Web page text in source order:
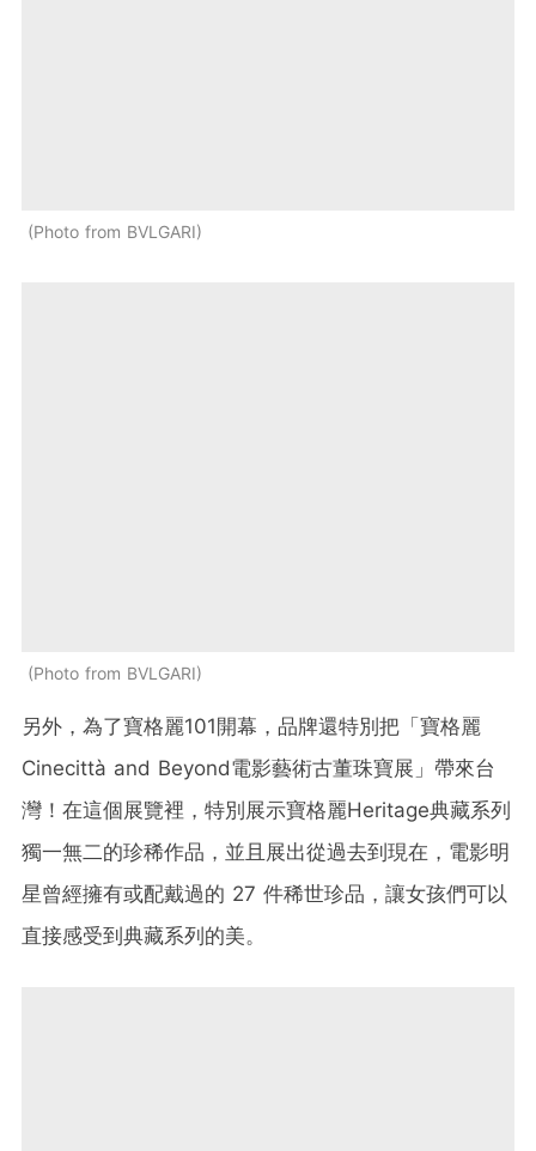
Photo from BVLGARI
Photo from BVLGARI
另外，為了寶格麗101開幕，品牌還特別把「寶格麗
Cinecittà and Beyond電影藝術古董珠寶展」帶來台
灣！在這個展覽裡，特別展示寶格麗Heritage典藏系列
獨一無二的珍稀作品，並且展出從過去到現在，電影明
星曾經擁有或配戴過的 27 件稀世珍品，讓女孩們可以
直接感受到典藏系列的美。